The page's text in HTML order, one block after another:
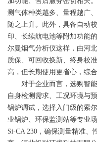
测气体种类越多、量程越广
随之上升。此外，具备自动
印、长续航电池等附加功能
尔曼烟气分析仪这样，由河
质保、可回收换新、终身校
高，但长期使用更省心，综
对于企业而言，选购智能
自身检测需求、工况环境与
锅炉调试，选择入门级的索
业锅炉、环保监测站等专业
Si-CA 230，确保测量精准、